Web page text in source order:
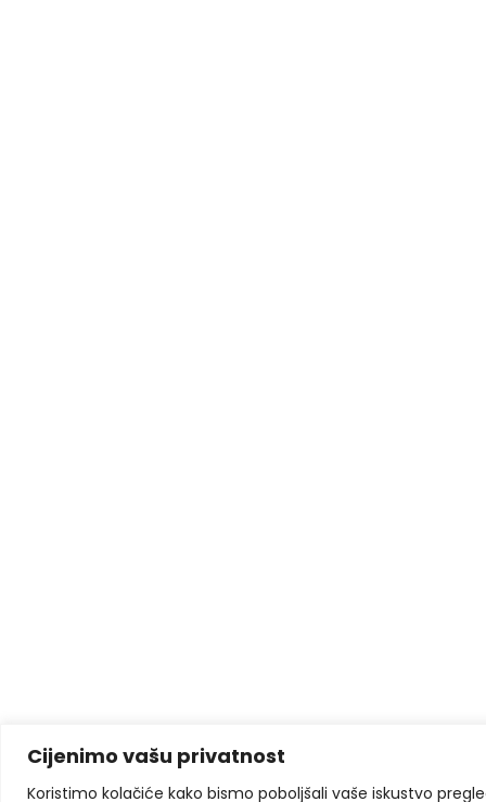
Cijenimo vašu privatnost
Koristimo kolačiće kako bismo poboljšali vaše iskustvo